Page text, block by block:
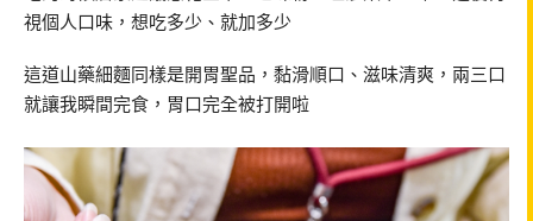
視個人口味，想吃多少、就加多少
這道山藥細麵同樣是開胃聖品，黏滑順口、滋味清爽，兩三口
就讓我瞬間完食，胃口完全被打開啦